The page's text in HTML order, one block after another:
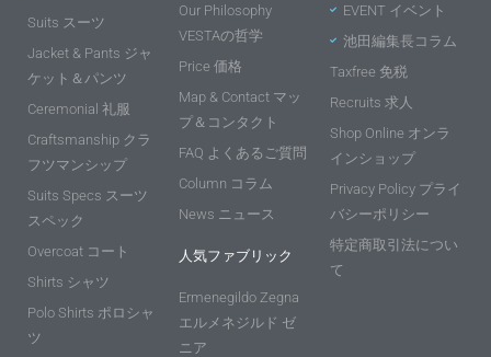
Suits スーツ
Jacket & Pants ジャ
ケット＆パンツ
Ceremonial 礼服
Craftsmanship クラ
フツマンシップ
Suits Specs スーツ
スペック
Overcoat コート
Shirts シャツ
Polo Shirts ポロシャ
ツ
Our Philosophy
VESTAの哲学
Price 価格
Map & Contact マッ
プ＆コンタクト
FAQ よくあるご質問
Column コラム
News ニュース
人気ファブリック
Ermenegildo Zegna
エルメネジルド ゼ
ニア
EVENT イベント
池田編集長コラム
Taxfree 免税
Recruits 求人
Shop Online オンラ
インショップ
Privacy Policy プライ
バシーポリシー
特定商取引法につい
て